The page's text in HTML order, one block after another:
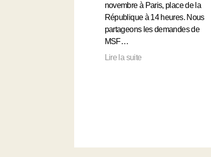
novembre à Paris, place de la
République à 14 heures. Nous
partageons les demandes de
MSF…
Lire la suite